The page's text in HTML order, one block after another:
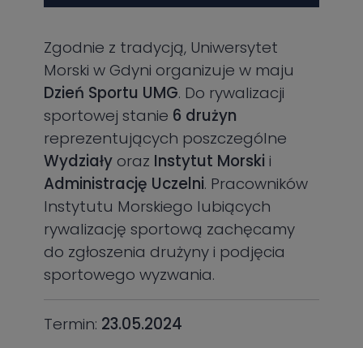
Zgodnie z tradycją, Uniwersytet
Morski w Gdyni organizuje w maju
Dzień Sportu UMG. Do rywalizacji
sportowej stanie 6 drużyn
reprezentujących poszczególne
Wydziały oraz Instytut Morskii
Administrację Uczelni. Pracowników
Instytutu Morskiego lubiących
rywalizację sportową zachęcamy
do zgłoszenia drużyny i podjęcia
sportowego wyzwania.
Termin: 23.05.2024